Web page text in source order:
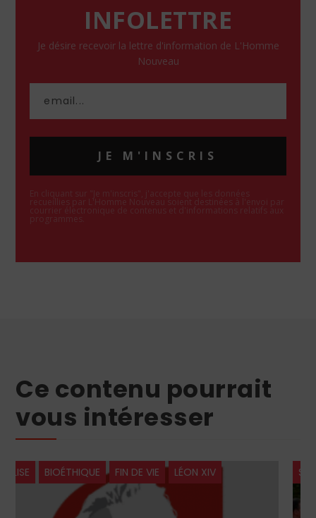
INFOLETTRE
Je désire recevoir la lettre d'information de L'Homme
Nouveau
JE M'INSCRIS
En cliquant sur "Je m'inscris", j'accepte que les données
recueillies par L'Homme Nouveau soient destinées à l'envoi par
courrier électronique de contenus et d'informations relatifs aux
programmes.
Ce contenu pourrait
vous intéresser
SOCIÉTÉ